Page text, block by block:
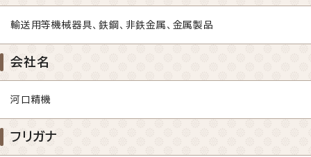
輸送用等機械器具、鉄鋼、非鉄金属、金属製品
会社名
河口精機
フリガナ